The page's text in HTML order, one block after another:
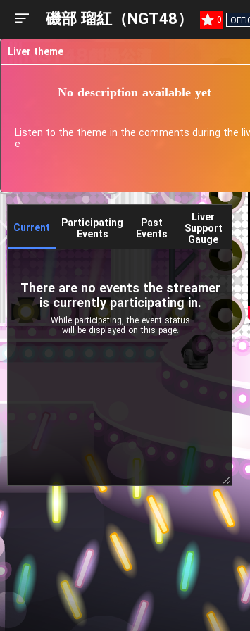
磯部 瑠紅（NGT48） 0
Current
Participating
Events
Past
Events
Liver
Support
Gauge
There are no events the streamer
is currently participating in.
While participating, the event status
will be displayed on this page.
Liver theme
No description available yet
Listen to the theme in the comments during the liv
e